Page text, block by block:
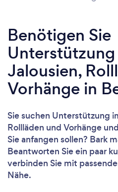
Benötigen Sie
Jalousien,
Vorhänge in
Sie suchen Unterstützung
Rollläden und Vorhänge
Sie anfangen sollen? Bark
Beantworten Sie ein paar
verbinden Sie mit
Nähe.